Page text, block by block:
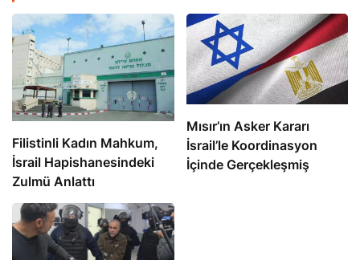
Filistinli Kadın Mahkum,
İsrail Hapishanesindeki
Zulmü Anlattı
Mısır’ın Asker Kararı
İsrail’le Koordinasyon
İçinde Gerçekleşmiş